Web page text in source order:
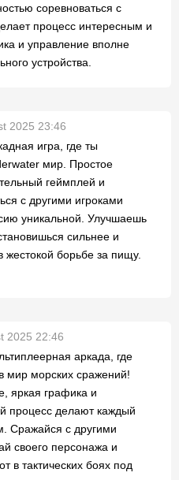
соревноваться с
процесс интересным и
и управление вполне
устройства.
2025 23:46
игра, где ты
мир. Простое
геймплей и
с другими игроками
уникальной. Улучшаешь
сильнее и
борьбе за пищу.
2025 22:46
аркада, где
мир морских сражений!
яркая графика и
процесс делают каждый
Сражайся с другими
своего персонажа и
в тактических боях под